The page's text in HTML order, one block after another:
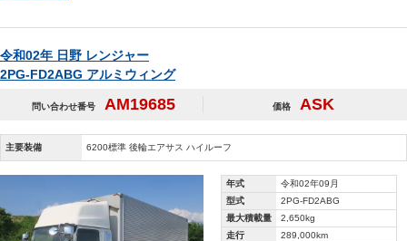
令和02年 日野 レンジャー
2PG-FD2ABG アルミウィング
問い合わせ番号 AM19685 価格 ASK
主要装備 6200標準 後輪エアサス ハイルーフ
年式
令和02年09月
型式
2PG-FD2ABG
最大積載量
2,650kg
走行
289,000km